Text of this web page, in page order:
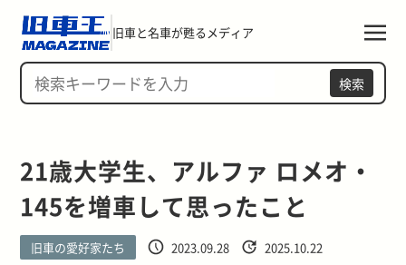
旧車と名車が甦るメディア
検索
21歳大学生、アルファ ロメオ・
145を増車して思ったこと
旧車の愛好家たち 2023.09.28 2025.10.22